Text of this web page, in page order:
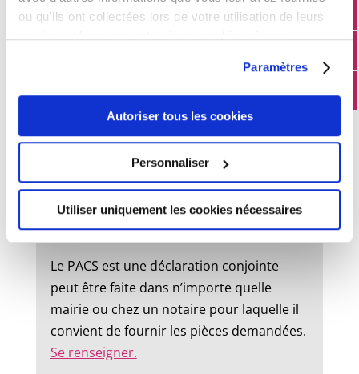
ou qu'ils ont collectées lors de votre utilisation de leurs
Paramètres
Autoriser tous les cookies
Personnaliser
Utiliser uniquement les cookies nécessaires
État civil
Mariage :
Un dossier de mariage est à retirer en
mairie. Le mariage peut être célébré dans
la commune où l’un des futurs époux à
son domicile ou sa résidence.
Pacs :
Le PACS est une déclaration conjointe
peut être faite dans n’importe quelle
mairie ou chez un notaire pour laquelle il
convient de fournir les pièces demandées.
Se renseigner.